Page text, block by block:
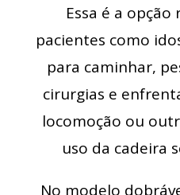
Essa é a
pacientes como
para caminhar,
cirurgias e
locomoção ou
uso da cadeira
No modelo